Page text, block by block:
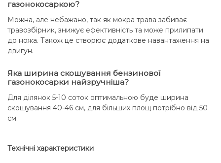
газонокосаркою?
Можна, але небажано, так як мокра трава забиває
травозбірник, знижує ефективність та може прилипати
до ножа. Також це створює додаткове навантаження на
двигун.
Яка ширина скошування бензинової
газонокосарки найзручніша?
Для ділянок 5-10 соток оптимальною буде ширина
скошування 40-46 см, для більших площ потрібно від 50
см.
Технічні характеристики